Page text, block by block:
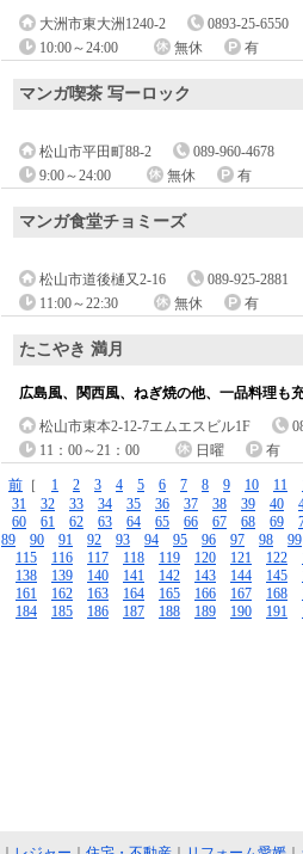
大洲市東大洲1240-2
0893-25-6550
10:00～24:00
無休 有
マンガ喫茶 写ーロック
松山市平田町88-2
089-960-4678
9:00～24:00
無休 有
マンガ食堂チョミーズ
松山市道後樋又2-16
089-925-2881
11:00～22:30
無休 有
たこやき 満月
広島風、関西風、ねぎ焼の他、一品料理も
松山市束本2-12-7エムエスビル1F
11：00～21：00
日曜 有
前 ［ 1 2 3 4 5 6 7 8 9 10 11
31
32 33 34 35 36 37 38 39 40
60
61 62 63 64 65 66 67 68 69
89
90 91 92 93 94 95 96 97 98 99
115
116 117 118 119 120 121 122
138
139 140 141 142 143 144 145
161
162 163 164 165 166 167 168
184
185 186 187 188 189 190 191